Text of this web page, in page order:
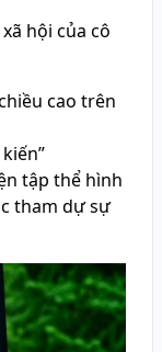
hội của cô
cao trên
tập thể hình
tham dự sự